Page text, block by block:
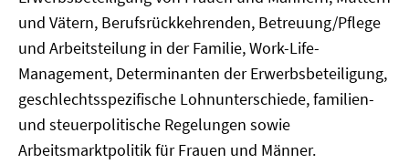
und Vätern, Berufsrückkehrenden, Betreuung/Pflege
und Arbeitsteilung in der Familie, Work-Life-
Management, Determinanten der Erwerbsbeteiligung,
geschlechtsspezifische Lohnunterschiede, familien-
und steuerpolitische Regelungen sowie
Arbeitsmarktpolitik für Frauen und Männer.